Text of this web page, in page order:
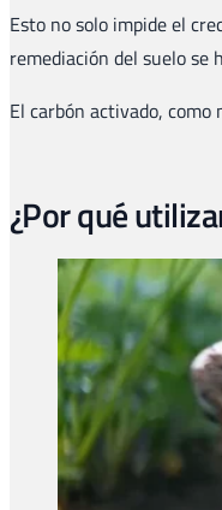
Esto no solo impide el
remediación del suelo
El carbón activado,
¿Por qué